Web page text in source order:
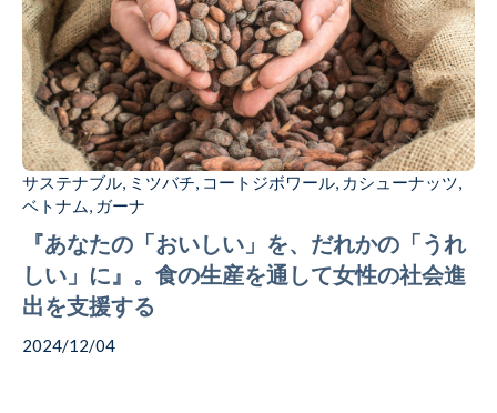
サステナブル, ミツバチ, コートジボワール, カシューナッツ,
ベトナム, ガーナ
『あなたの「おいしい」を、だれかの「うれ
しい」に』。食の生産を通して女性の社会進
出を支援する
2024/12/04